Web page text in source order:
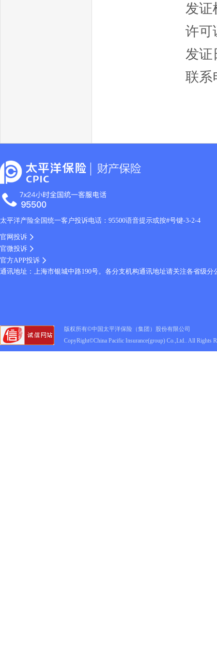
发证
许可
发证
联系
太平洋产险全国统一客户投诉电话：95500语音提示或按#号键-3-2-4
官网投诉
官微投诉
官方APP投诉
通讯地址：上海市银城中路190号。各分支机构通讯地址请关注各省级
版权所有©中国太平洋保险（集团）股份有限公司
CopyRight©China Pacific Insurance(group) Co.,Ltd.. All Rights